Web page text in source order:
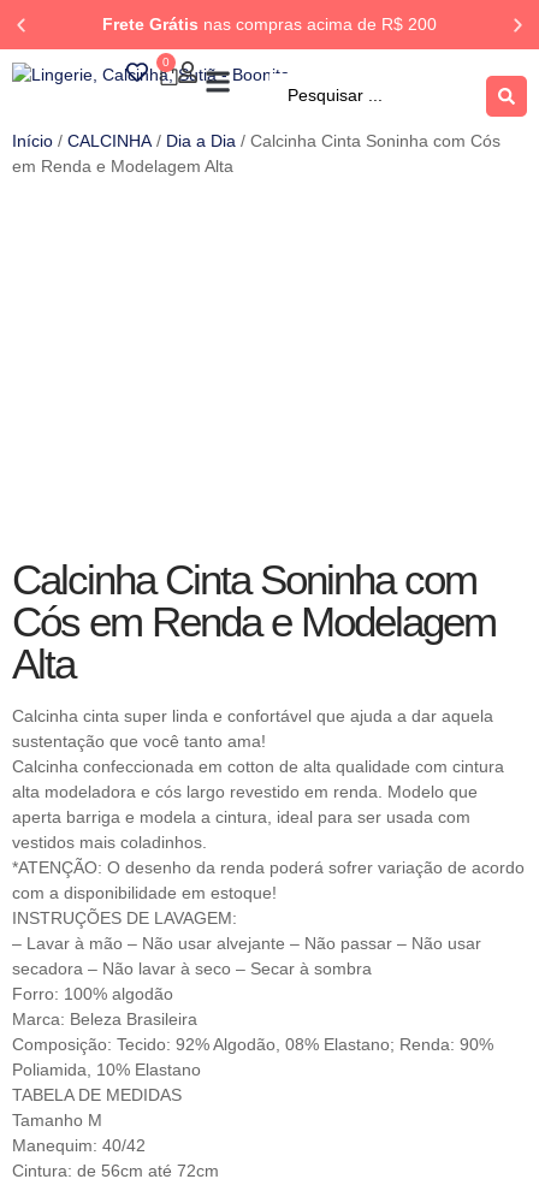
Frete Grátis nas compras acima de R$ 200
0
Início / CALCINHA / Dia a Dia / Calcinha Cinta Soninha com Cós
em Renda e Modelagem Alta
Calcinha Cinta Soninha com
Cós em Renda e Modelagem
Alta
Calcinha cinta super linda e confortável que ajuda a dar aquela
sustentação que você tanto ama!
Calcinha confeccionada em cotton de alta qualidade com cintura
alta modeladora e cós largo revestido em renda. Modelo que
aperta barriga e modela a cintura, ideal para ser usada com
vestidos mais coladinhos.
*ATENÇÃO: O desenho da renda poderá sofrer variação de acordo
com a disponibilidade em estoque!
INSTRUÇÕES DE LAVAGEM:
– Lavar à mão – Não usar alvejante – Não passar – Não usar
secadora – Não lavar à seco – Secar à sombra
Forro: 100% algodão
Marca: Beleza Brasileira
Composição: Tecido: 92% Algodão, 08% Elastano; Renda: 90%
Poliamida, 10% Elastano
TABELA DE MEDIDAS
Tamanho M
Manequim: 40/42
Cintura: de 56cm até 72cm